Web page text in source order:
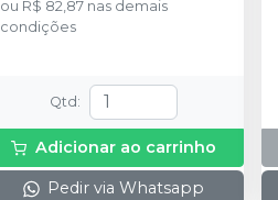
ou R$ 82,87 nas demais
condições
Qtd :
Adicionar ao carrinho
Pedir via Whatsapp